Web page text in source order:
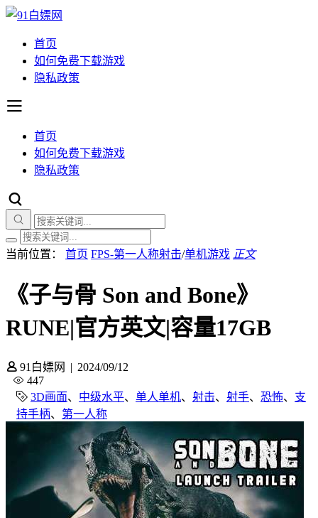
首页
如何免费下载游戏
隐私政策
首页
如何免费下载游戏
隐私政策
当前位置： 首页 FPS-第一人称射击/单机游戏 正文
《子与骨 Son and Bone》
RUNE|官方英文|容量17GB
91白嫖网 | 2024/09/12
447
3D画面、 中级水平、 单人单机、 射击、 射手、 恐怖、 支
持手柄、 第一人称